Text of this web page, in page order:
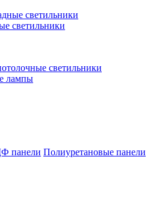
светильники
светильники
светильники
лампы
панели Полиуретановые панели